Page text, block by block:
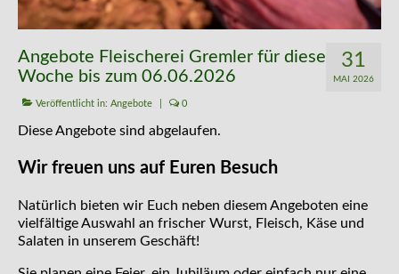
31
MAI 2026
Angebote Fleischerei Gremler für diese
Woche bis zum 06.06.2026
Veröffentlicht in: Angebote 0
Diese Angebote sind abgelaufen.
Wir freuen uns auf Euren Besuch
Natürlich bieten wir Euch neben diesem Angeboten eine
vielfältige Auswahl an frischer Wurst, Fleisch, Käse und
Salaten in unserem Geschäft!